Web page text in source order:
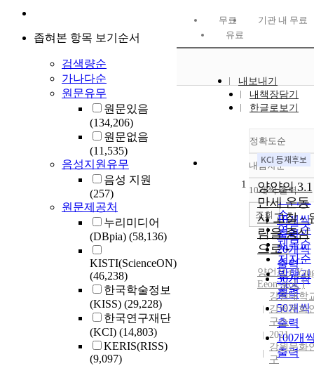
좁혀본 항목 보기순서
검색량순
가나다순
원문유무
원문있음
(134,206)
원문없음
(11,535)
음성지원유무
음성 지원
(257)
원문제공처
누리미디어
(DBpia) (58,136)
KISTI(ScienceON)
(46,238)
한국학술정보
(KISS) (29,228)
한국연구재단
(KCI) (14,803)
KERIS(RISS)
(9,097)
무료
기관 내 무료
유료
내보내기
내책장담기
한글로보기
정확도순
정확도
순
인기도
순
연도순
제목순
저자순
발행기
관순
내림차순
내림차
10개씩 출력
10개씩
출력
20개씩
출력
30개씩
출력
50개씩
출력
100개
출력
조회
1
양양의 3.1
만세 운동
사 고찰 -
림을 중심
으로 -
양언석 (
Eeon-seok )
강원대학
강원문화
구소
2021
강원문화
구